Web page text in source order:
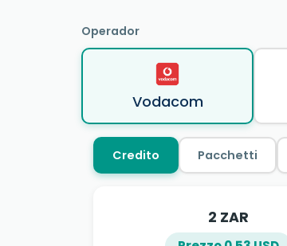
Operador
Vodacom
Credito Pacchetti
2 ZAR